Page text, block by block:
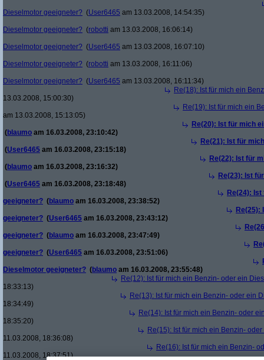
Dieselmotor geeigneter? (User6465 am 13.03.2008, 14:54:35)
Dieselmotor geeigneter? (robotti am 13.03.2008, 16:06:14)
Dieselmotor geeigneter? (User6465 am 13.03.2008, 16:07:10)
Dieselmotor geeigneter? (robotti am 13.03.2008, 16:11:06)
Dieselmotor geeigneter? (User6465 am 13.03.2008, 16:11:34)
Re(18): Ist für mich ein
13.03.2008, 15:00:30)
Re(19): Ist für mich ein
am 13.03.2008, 15:13:05)
Re(20): Ist für mich
(blaumo am 16.03.2008, 23:10:42)
Re(21): Ist für
(User6465 am 16.03.2008, 23:15:18)
Re(22): Ist für
(blaumo am 16.03.2008, 23:16:32)
Re(23): Ist
(User6465 am 16.03.2008, 23:18:48)
Re(24):
geeigneter? (blaumo am 16.03.2008, 23:38:52)
Re(25):
geeigneter? (User6465 am 16.03.2008, 23:43:12)
geeigneter? (blaumo am 16.03.2008, 23:47:49)
geeigneter? (User6465 am 16.03.2008, 23:51:06)
Dieselmotor geeigneter? (blaumo am 16.03.2008, 23:55:48)
Re(12): Ist für mich ein Benzin- oder ein
18:33:13)
Re(13): Ist für mich ein Benzin- oder ein
18:34:49)
Re(14): Ist für mich ein Benzin- oder
18:35:20)
Re(15): Ist für mich ein Benzin-
11.03.2008, 18:36:08)
Re(16): Ist für mich ein Benzin-
11.03.2008, 18:37:51)